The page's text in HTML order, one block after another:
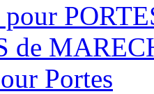
de
Portes